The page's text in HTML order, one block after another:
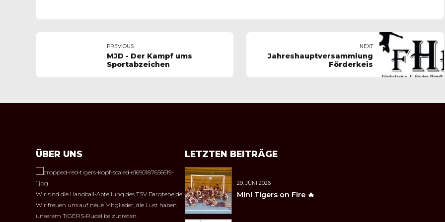
PREVIOUS
MJD - Der Kampf ums
Sportabzeichen
NEXT
Jahreshauptversammlung
Förderkeis
ÜBER UNS
Wir sind die Handball-Abteilung des TSV Bargteheide.
Wir freuen uns auf neue Mitglieder, die Lust haben
unserem TIGERS-Rudel beizutreten.
LETZTEN BEITRÄGE
29. JUNI 2026
Mini Tigers on Fire 🔥